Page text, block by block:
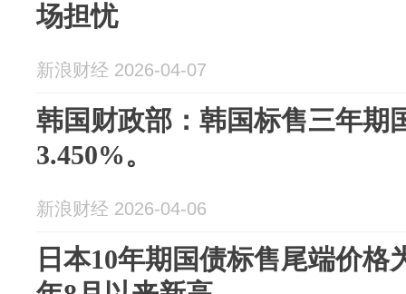
场担忧
新浪财经 2026-04-07
韩国财政部：韩国标售三年期
3.450%。
新浪财经 2026-04-06
日本10年期国债标售尾端价格